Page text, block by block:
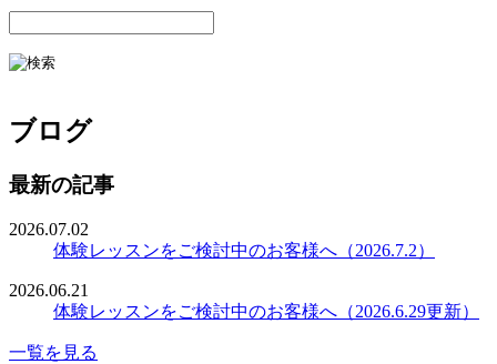
ブログ
最新の記事
2026.07.02
体験レッスンをご検討中のお客様へ（2026.7.2）
2026.06.21
体験レッスンをご検討中のお客様へ（2026.6.29更新）
一覧を見る